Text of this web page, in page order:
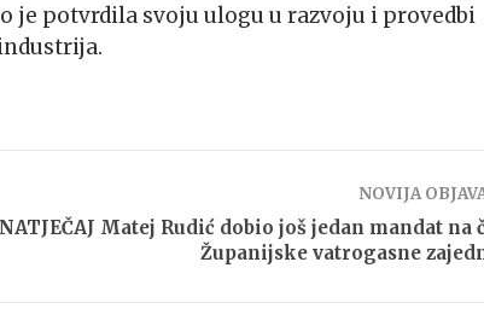
je potvrdila svoju ulogu u razvoju i provedbi
NOVIJA
NATJEČAJ Matej Rudić dobio još jedan mandat na
Županijske vatrogasne